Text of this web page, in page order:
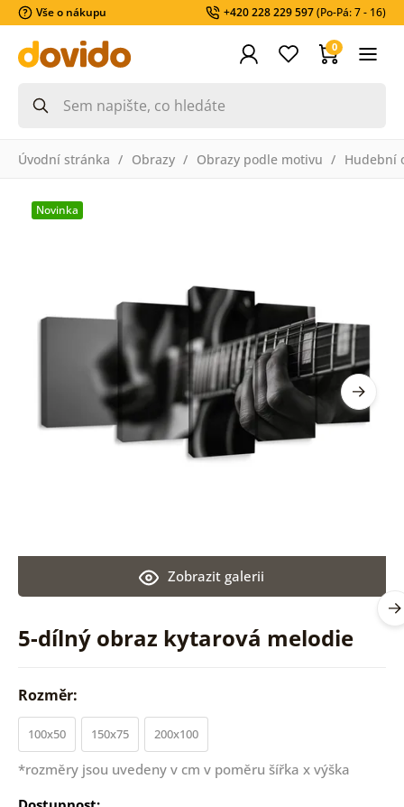
Vše o nákupu +420 228 229 597(Po-Pá: 7 - 16)
0
Úvodní stránka Obrazy Obrazy podle motivu Hudební
5-dílný obraz kytarová melodie
Zobrazit galerii
Novinka
Rozměr:
100x50 150x75 200x100
*rozměry jsou uvedeny v cm v poměru šířka x výška